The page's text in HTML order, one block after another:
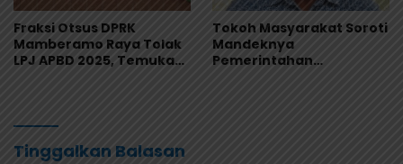
Fraksi Otsus DPRK
Mamberamo Raya Tolak
LPJ APBD 2025, Temukan
Tokoh Masyarakat Soroti
Mandeknya
Pemerintahan
Tinggalkan Balasan